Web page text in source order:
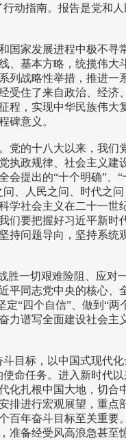
动指南。报告是党和
国家发展进程中极不寻
、基本方略，统揽伟大
列战略性举措，推进一
受住了来自政治、经济
程，实现中华民族伟大
碑意义。
党的十八大以来，我们
执政规律、社会主义建
提出的“十个明确”、“
、人民之问、时代之
学社会主义在二十一世
们要把握好习近平新时
持问题导向，坚持系统
胜一切艰难险阻、应对
平同志党中央的核心、
“四个自信”、做到“两
力谱写全面建设社会主
目标，以中国式现代
命任务。进入新时代
化扎根中国大地，切合
排进行宏观展望，重点
百年奋斗目标至关重要
准备经受风高浪急甚至